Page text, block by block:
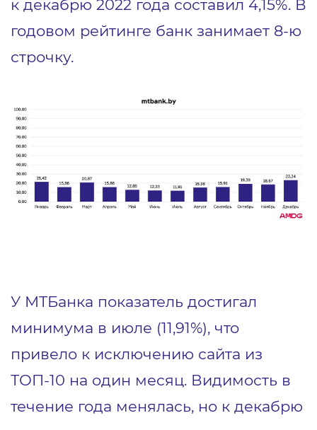
к декабрю 2022 года составил 4,15%. В
годовом рейтинге банк занимает 8-ю
строчку.
У МТБанка показатель достигал
минимума в июле (11,91%), что
привело к исключению сайта из
ТОП-10 на один месяц. Видимость в
течение года менялась, но к декабрю